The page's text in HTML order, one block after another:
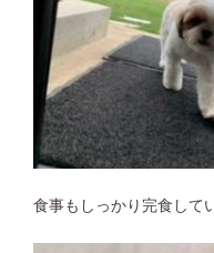
食事もしっかり完食して